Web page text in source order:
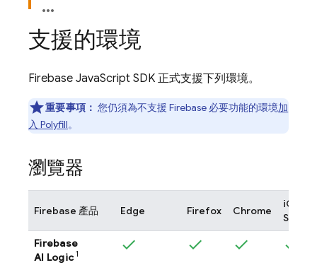
支援的環境
Firebase JavaScript SDK 正式支援下列環境。
重要事項： 您仍須為不支援 Firebase 必要功能的環境加
入 Polyfill。
瀏覽器
Firebase 產品 Edge Firefox Chrome
iOS
Safari
Firebase
AI Logic 1